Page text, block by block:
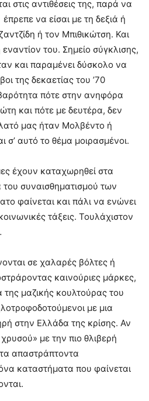
στις αντιθέσεις της, παρά να
να είσαι με τη δεξιά ή
ή τον Μπιθικώτση. Και
του. Σημείο σύγκλισης,
και παραμένει δύσκολο να
της δεκαετίας του ’70
πότε στην ανηφόρα
και πότε με δευτέρα, δεν
μας ήταν Μολβέντο ή
σ’ αυτό το θέμα μοιρασμένοι.
έχουν καταχωρηθεί στα
συναισθηματισμού των
φαίνεται και πάλι να ενώνει
τάξεις. Τουλάχιστον
σε χαλαρές βόλτες ή
καινούριες μάρκες,
μαζικής κουλτούρας του
με μια
στην Ελλάδα της κρίσης. Αν
με την πιο θλιβερή
απαστράπτοντα
καταστήματα που φαίνεται